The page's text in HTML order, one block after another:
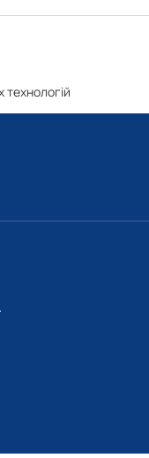
технологій